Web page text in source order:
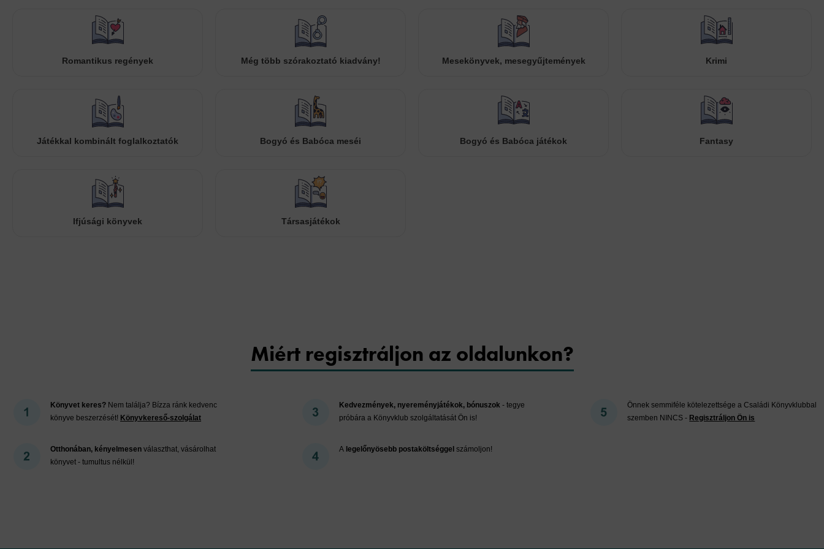
Romantikus regények Még több szórakoztató kiadvány! Mesekönyvek, mesegyűjtemények Krimi
Játékkal kombinált foglalkoztatók Bogyó és Babóca meséi Bogyó és Babóca játékok Fantasy
Ifjúsági könyvek Társasjátékok
Miért regisztráljon az oldalunkon?
Könyvet keres? Nem találja? Bízza ránk kedvenc
könyve beszerzését! Könyvkereső-szolgálat
Otthonában, kényelmesen választhat, vásárolhat
könyvet - tumultus nélkül!
Kedvezmények, nyereményjátékok, bónuszok- tegye
próbára a Könyvklub szolgáltatását Ön is!
A legelőnyösebb postaköltséggel számoljon!
Önnek semmiféle kötelezettsége a Családi Könyvklubbal
szemben NINCS - Regisztráljon Ön is